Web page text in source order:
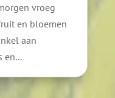
vroeg
en bloemen
aan
en...